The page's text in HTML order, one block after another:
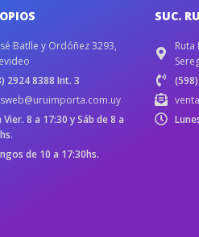
Batlle y Ordóñez 3293,
2924 8388 Int. 3
Vier. 8 a 17:30 y Sáb de 8 a
de 10 a 17:30hs.
SUC.